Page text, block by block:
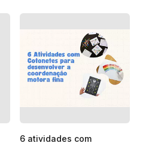
6 atividades com